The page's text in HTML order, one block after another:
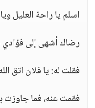
اسلم يا راحة العليل
رضاك أشهى إلى فؤادي
فقلت له: يا فلان اتق
فقمت عنه، فما